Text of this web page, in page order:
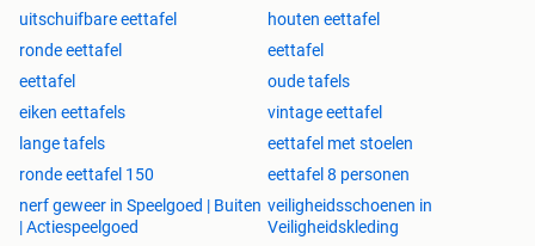
uitschuifbare eettafel
houten eettafel
ronde eettafel
eettafel
eettafel
oude tafels
eiken eettafels
vintage eettafel
lange tafels
eettafel met stoelen
ronde eettafel 150
eettafel 8 personen
nerf geweer in Speelgoed | Buiten
| Actiespeelgoed
veiligheidsschoenen in
Veiligheidskleding